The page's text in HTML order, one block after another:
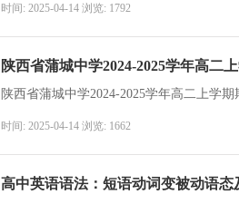
时间: 2025-04-14 浏览: 1792
陕西省蒲城中学2024-2025学年高二
陕西省蒲城中学2024-2025学年高二上学
时间: 2025-04-14 浏览: 1662
高中英语语法：短语动词变被动语